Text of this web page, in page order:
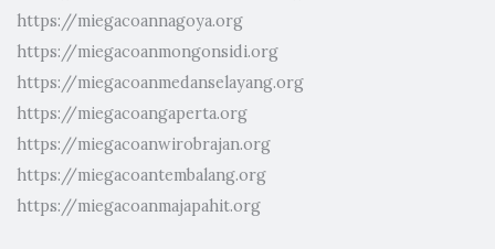
https://miegacoannagoya.org
https://miegacoanmongonsidi.org
https://miegacoanmedanselayang.org
https://miegacoangaperta.org
https://miegacoanwirobrajan.org
https://miegacoantembalang.org
https://miegacoanmajapahit.org